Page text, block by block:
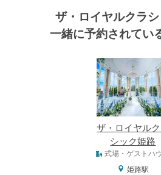
ザ・ロイヤルクラ
一緒に予約されてい
ザ・ロイヤルク
シック姫路
式場・ゲストハ
姫路駅